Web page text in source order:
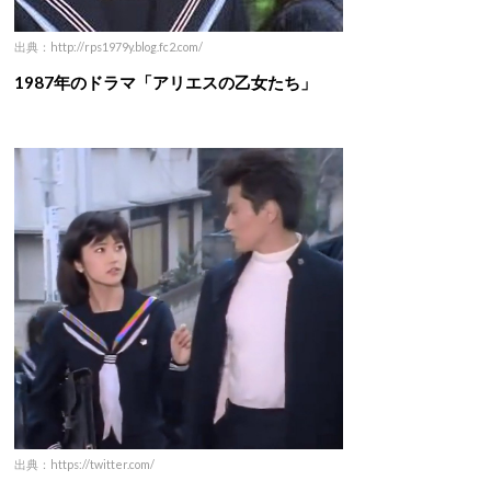
出典：http://rps1979y.blog.fc2.com/
1987年のドラマ「アリエスの乙女たち」
出典：https://twitter.com/